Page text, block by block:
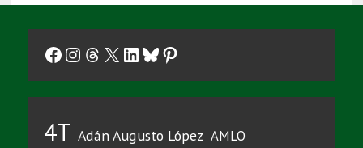
Facebook
Instagram
Threads
X LinkedIn
Bluesky
Pinterest
4T Adán Augusto López AMLO